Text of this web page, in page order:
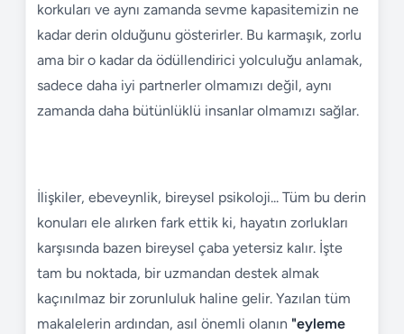
korkuları ve aynı zamanda sevme kapasitemizin ne
kadar derin olduğunu gösterirler. Bu karmaşık, zorlu
ama bir o kadar da ödüllendirici yolculuğu anlamak,
sadece daha iyi partnerler olmamızı değil, aynı
zamanda daha bütünlüklü insanlar olmamızı sağlar.
İlişkiler, ebeveynlik, bireysel psikoloji... Tüm bu derin
konuları ele alırken fark ettik ki, hayatın zorlukları
karşısında bazen bireysel çaba yetersiz kalır. İşte
tam bu noktada, bir uzmandan destek almak
kaçınılmaz bir zorunluluk haline gelir. Yazılan tüm
makalelerin ardından, asıl önemli olanın "eyleme